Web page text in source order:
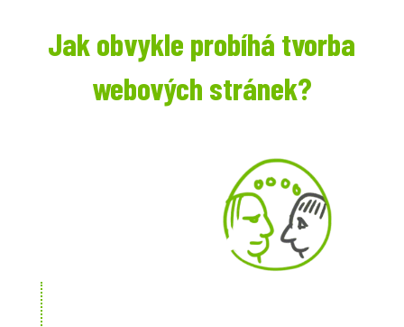
Jak obvykle probíhá tvorba
webových stránek?